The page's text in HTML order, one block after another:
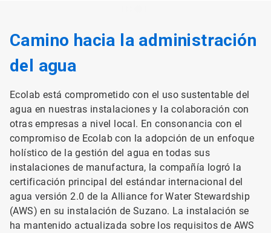
Camino hacia la administración
del agua
Ecolab está comprometido con el uso sustentable del
agua en nuestras instalaciones y la colaboración con
otras empresas a nivel local. En consonancia con el
compromiso de Ecolab con la adopción de un enfoque
holístico de la gestión del agua en todas sus
instalaciones de manufactura, la compañía logró la
certificación principal del estándar internacional del
agua versión 2.0 de la Alliance for Water Stewardship
(AWS) en su instalación de Suzano. La instalación se
ha mantenido actualizada sobre los requisitos de AWS